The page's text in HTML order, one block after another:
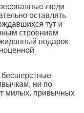
люди
оставлять
тут и
строением
подарок
бесшерстные
ни по
милых, привычных